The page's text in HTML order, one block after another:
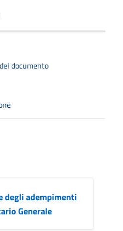
documento
degli adempimenti
Generale